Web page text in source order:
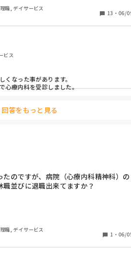
職, デイサービス
13 ・ 06/
ビス
くなった事があります。
心療内科を受診しました。
いで下さい。
回答をもっと見る
たのですが、病院（心療内科精神科）の
並びに退職出来てますか？
職, デイサービス
1 ・ 06/